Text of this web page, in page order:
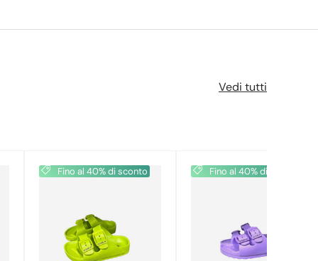
Vedi tutti
Fino al 40% di sconto Fino al 40% di sconto